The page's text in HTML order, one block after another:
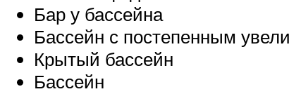
Бар у бассейна
Бассейн с постепенным
Крытый бассейн
Бассейн